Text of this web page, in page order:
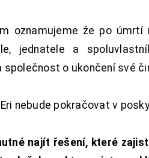
oznamujeme že po úmrtí
jednatele a
společnost o ukončení své
nebude pokračovat v
najít řešení, které